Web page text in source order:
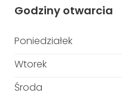
Godziny otwarcia
Poniedziałek
Wtorek
Środa